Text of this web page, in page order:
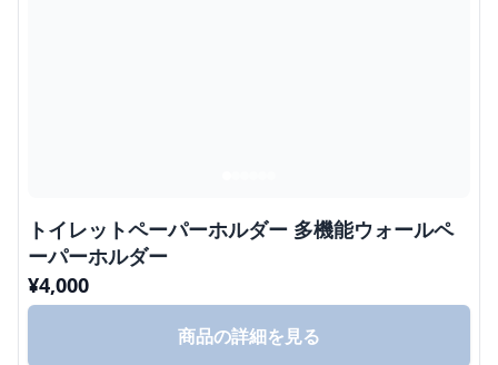
トイレットペーパーホルダー 多機能ウォールペ
ーパーホルダー
¥4,000
商品の詳細を見る